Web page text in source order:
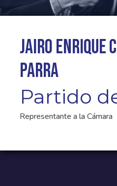
Jairo Enrique
Parra
Partido
Representante a la Cámara